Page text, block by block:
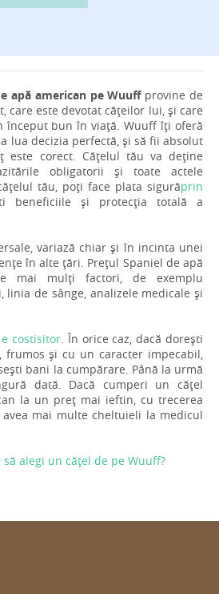
apă american pe Wuuffprovine de
care este devotat cățeilor lui, și care
bun în viață. Wuuff îți oferă
lua decizia perfectă, și să fii absolut
este corect. Cățelul tău va deține
obligatorii și toate actele
tău, poți face plata sigurăprin
beneficiile și protecția totală a
variază chiar și în incinta unei
în alte țări. Prețul Spaniel de apă
mai mulți factori, de exemplu
linia de sânge, analizele medicale și
costisitor . În orice caz, dacă dorești
frumos și cu un caracter impecabil,
bani la cumpărare. Până la urmă
dată. Dacă cumperi un cățel
la un preț mai ieftin, cu trecerea
mai multe cheltuieli la medicul
să alegi un cățel de pe Wuuff?